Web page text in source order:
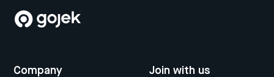
Company Join with us